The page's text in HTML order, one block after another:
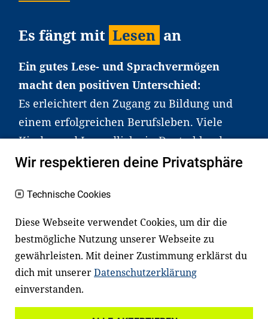
Es fängt mit Lesen an
Ein gutes Lese- und Sprachvermögen
macht den positiven Unterschied:
Es erleichtert den Zugang zu Bildung und
einem erfolgreichen Berufsleben. Viele
Kinder und Jugendliche in Deutschland
haben aber große Schwierigkeiten dabei.
an Familien sowie an Erzieher*innen,
Lehrer*innen und andere
Fachexpert*innen. Dafür arbeiten wir eng
mit Ministerien, wissenschaftlichen
Einrichtungen, Verbänden, Unternehmen
und anderen Stiftungen zusammen.
Wir respektieren deine Privatsphäre
Technische Cookies
Diese Webseite verwendet Cookies, um dir die
bestmögliche Nutzung unserer Webseite zu
gewährleisten. Mit deiner Zustimmung erklärst du
dich mit unsererDatenschutzerklärung
einverstanden.